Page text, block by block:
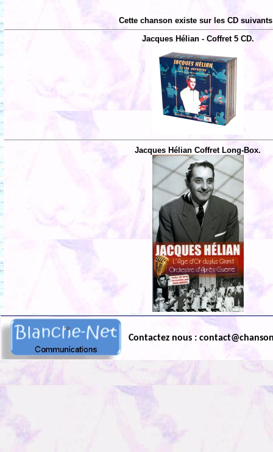
Cette chanson existe sur les CD
Jacques Hélian - Coffret 5 CD.
Jacques Hélian Coffret Long-Box.
Contactez nous :